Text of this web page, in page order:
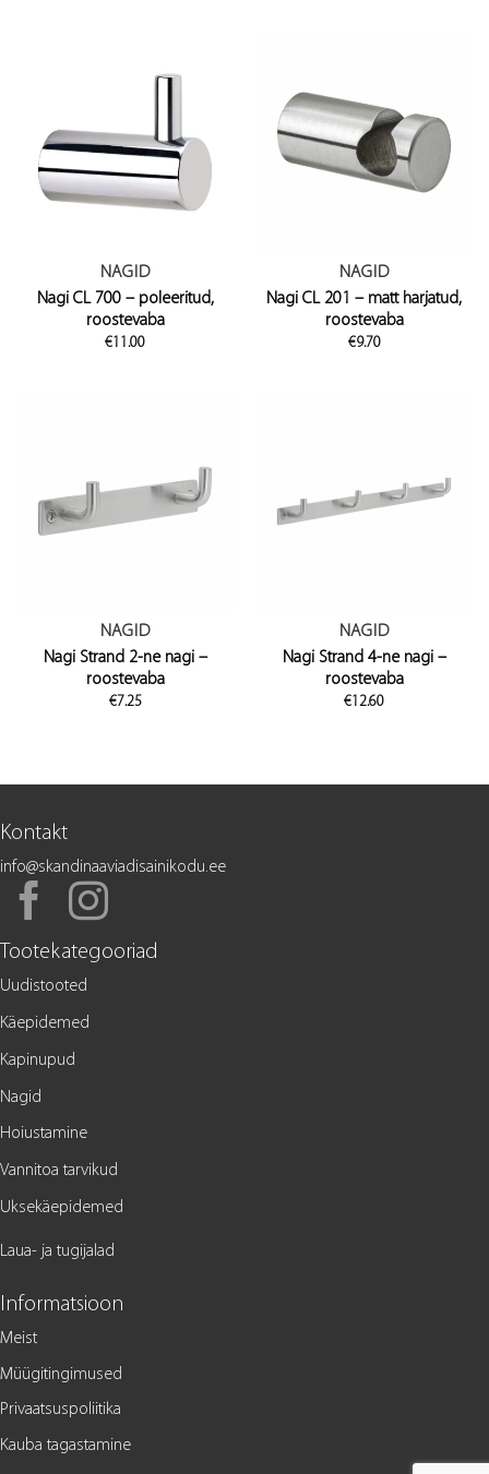
NAGID
Nagi CL 700 – poleeritud,
roostevaba
€ 11.00
NAGID
Nagi CL 201 – matt harjatud,
roostevaba
€9.70
NAGID
Nagi Strand 2-ne nagi –
roostevaba
€7.25
NAGID
Nagi Strand 4-ne nagi –
roostevaba
€ 12.60
Kontakt
info@skandinaaviadisainikodu.ee
Tootekategooriad
Uudistooted
Käepidemed
Kapinupud
Nagid
Hoiustamine
Vannitoa tarvikud
Uksekäepidemed
Laua- ja tugijalad
Informatsioon
Meist
Müügitingimused
Privaatsuspoliitika
Kauba tagastamine